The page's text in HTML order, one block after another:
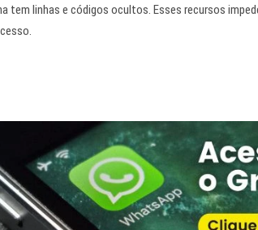
tem linhas e códigos ocultos. Esses recursos